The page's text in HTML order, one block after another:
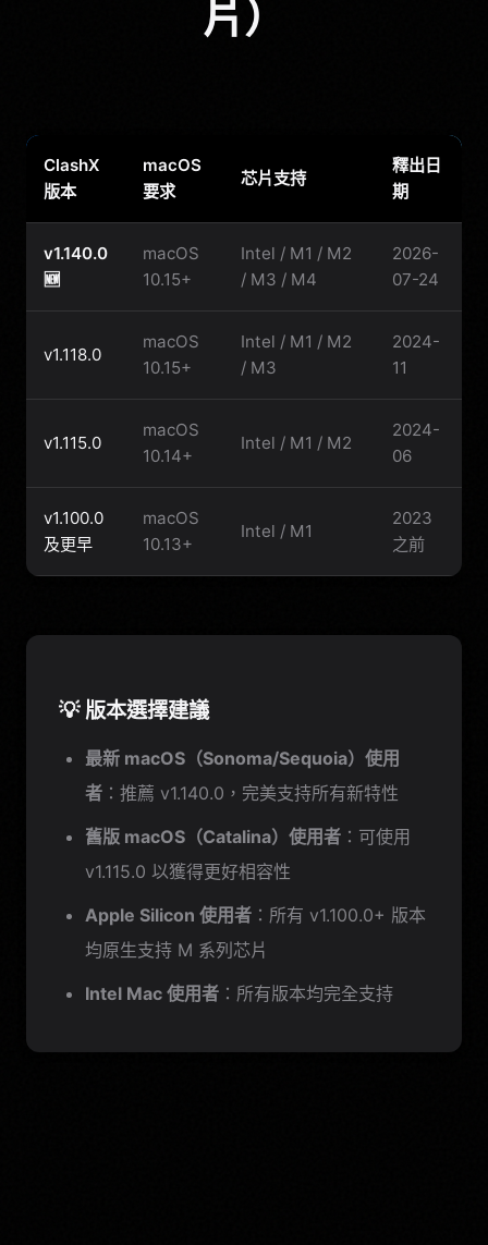
片）
ClashX
版本
macOS
要求
芯片支持
釋出日
期
v1.140.0
🆕
macOS
10.15+
Intel / M1 / M2
/ M3 / M4
2026-
07-24
v1.118.0
macOS
10.15+
Intel / M1 / M2
/ M3
2024-
11
v1.115.0
macOS
10.14+
Intel / M1 / M2
2024-
06
v1.100.0
及更早
macOS
10.13+
Intel / M1
2023
之前
💡 版本選擇建議
最新 macOS（Sonoma/Sequoia）使用
者 ：推薦 v1.140.0，完美支持所有新特性
舊版 macOS（Catalina）使用者 ：可使用
v1.115.0 以獲得更好相容性
Apple Silicon 使用者 ：所有 v1.100.0+ 版本
均原生支持 M 系列芯片
Intel Mac 使用者 ：所有版本均完全支持